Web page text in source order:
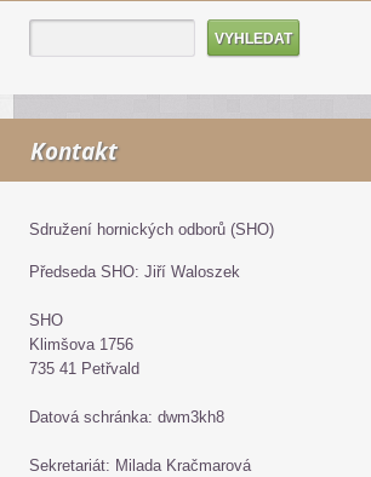
Kontakt
Sdružení hornických odborů (SHO)
Předseda SHO: Jiří Waloszek
SHO
Klimšova 1756
735 41 Petřvald
Datová schránka: dwm3kh8
Sekretariát: Milada Kračmarová